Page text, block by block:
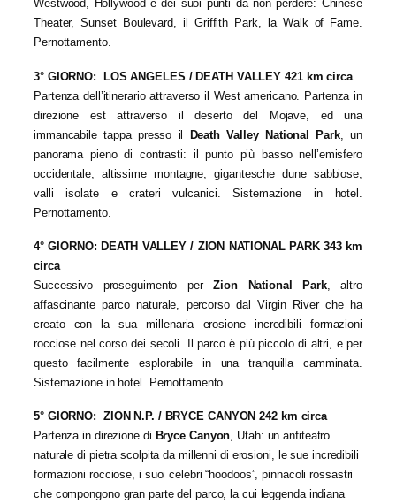
Westwood, Hollywood e dei suoi punti da non perdere: Chinese
Theater, Sunset Boulevard, il Griffith Park, la Walk of Fame.
Pernottamento.
3° GIORNO: LOS ANGELES / DEATH VALLEY 421 km circa
Partenza dell’itinerario attraverso il West americano. Partenza in
direzione est attraverso il deserto del Mojave, ed una
immancabile tappa presso il Death Valley National Park , un
panorama pieno di contrasti: il punto più basso nell’emisfero
occidentale, altissime montagne, gigantesche dune sabbiose,
valli isolate e crateri vulcanici. Sistemazione in hotel
Pernottamento.
4° GIORNO: DEATH VALLEY / ZION NATIONAL PARK 343 km
circa
Successivo proseguimento perZion National Park, altro
affascinante parco naturale, percorso dal Virgin River che ha
creato con la sua millenaria erosione incredibili formazioni
rocciose nel corso dei secoli. Il parco è più piccolo di altri, e per
questo facilmente esplorabile in una tranquilla camminata.
Sistemazione in hotel. Pernottamento.
5° GIORNO: ZION N.P. / BRYCE CANYON 242 km circa
Partenza in direzione di Bryce Canyon, Utah: un anfiteatro
naturale di pietra scolpita da millenni di erosioni, le sue incredibili
formazioni rocciose, i suoi celebri “hoodoos”, pinnacoli rossastri
che compongono gran parte del parco, la cui leggenda indiana